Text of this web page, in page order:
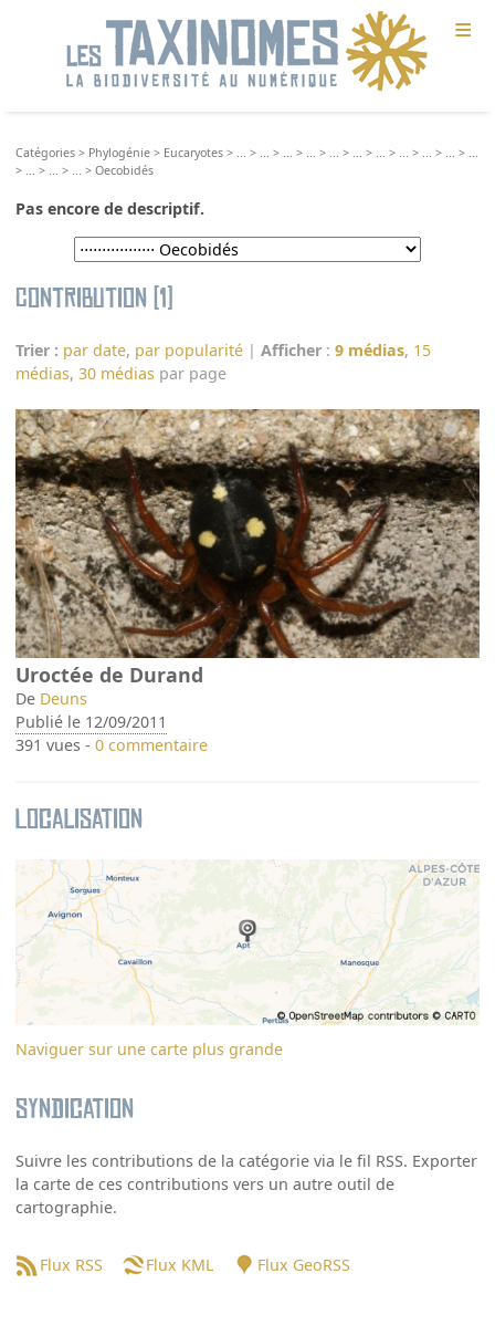
≡
Catégories > Phylogénie > Eucaryotes > > > > > > > > > > >
>
> > >Oecobidés
Pas encore de descriptif.
Contribution (1)
Trier : par date, par popularité |Afficher :9 médias, 15
médias,30 médias par page
Uroctée de Durand
De Deuns
Publié le 12/09/2011
391 vues -0 commentaire
Localisation
Naviguer sur une carte plus grande
Syndication
Suivre les contributions de la catégorie via le fil RSS. Exporter
la carte de ces contributions vers un autre outil de
cartographie.
Flux RSS Flux KML Flux GeoRSS